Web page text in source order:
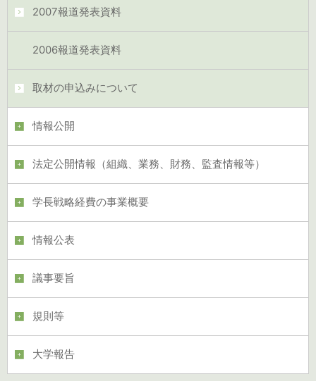
2007報道発表資料
2006報道発表資料
取材の申込みについて
情報公開
法定公開情報（組織、業務、財務、監査情報等）
学長戦略経費の事業概要
情報公表
議事要旨
規則等
大学報告